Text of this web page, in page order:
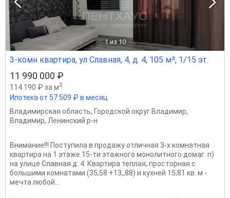
1 из 10
3-комн квартира, ул Славная, 4, д. 4, 105 м², 1/15 эт.
11 990 000 ₽
114 190 ₽ за м2
Ипотека от 57 509 ₽ в месяц
Владимирская область, Городской округ Владимир,
Владимир, Ленинский р-н
Внимание!!! Поступила в продажу отличная 3-х комнатная
квартира на 1 этаже 15-ти этажного монолитного домаг. п)
на улице Славная д. 4. Квартира теплая, просторная с
большими комнатами (35,58 +13,,88) и кухней 15,81 кв. м -
мечта любой...